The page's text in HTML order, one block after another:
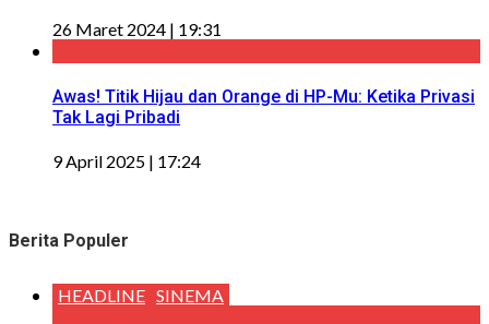
26 Maret 2024 | 19:31
Awas! Titik Hijau dan Orange di HP-Mu: Ketika Privasi
Tak Lagi Pribadi
9 April 2025 | 17:24
Berita Populer
HEADLINE SINEMA